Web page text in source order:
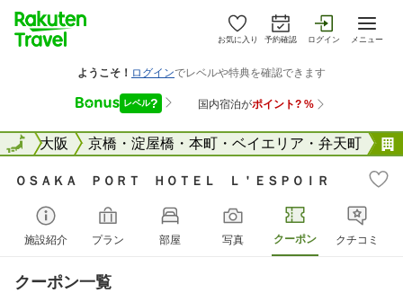
お気に入り 予約確認 ログイン メニュー
府 大阪 京橋・淀屋橋・本町・ベイエリア・弁天町
全国
ＯＳＡＫＡ ＰＯＲＴ ＨＯＴＥＬ Ｌ＇ＥＳＰＯＩＲ
施設紹介 プラン 部屋 写真 クーポン クチコミ
クーポン一覧